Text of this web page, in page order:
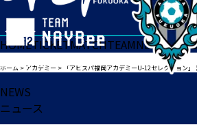
HOMETICKETMATCHTEAMNEWS
ホーム > アカデミー > 「アビスパ福岡アカデミーU-12セレクション
NEWS
ニュース